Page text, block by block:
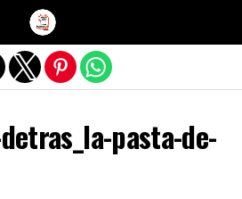
pasta-de-
la versión móvil